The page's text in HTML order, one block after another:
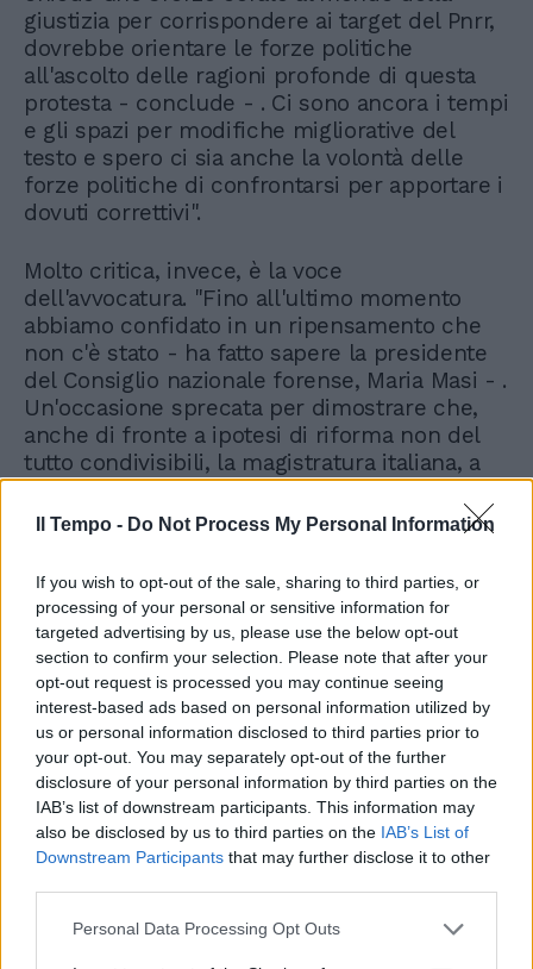
Il Tempo - Do Not Process My Personal Information
If you wish to opt-out of the sale, sharing to third parties, or
processing of your personal or sensitive information for
targeted advertising by us, please use the below opt-out
section to confirm your selection. Please note that after your
opt-out request is processed you may continue seeing
interest-based ads based on personal information utilized by
us or personal information disclosed to third parties prior to
your opt-out. You may separately opt-out of the further
disclosure of your personal information by third parties on the
IAB’s list of downstream participants. This information may
also be disclosed by us to third parties on the IAB’s List of
Downstream Participants that may further disclose it to other
Personal Data Processing Opt Outs
giustizia per corrispondere ai target del Pnrr,
dovrebbe orientare le forze politiche
all'ascolto delle ragioni profonde di questa
protesta - conclude - . Ci sono ancora i tempi
e gli spazi per modifiche migliorative del
testo e spero ci sia anche la volontà delle
forze politiche di confrontarsi per apportare i
dovuti correttivi".
Molto critica, invece, è la voce
dell'avvocatura. "Fino all'ultimo momento
abbiamo confidato in un ripensamento che
non c'è stato - ha fatto sapere la presidente
del Consiglio nazionale forense, Maria Masi - .
Un'occasione sprecata per dimostrare che,
anche di fronte a ipotesi di riforma non del
tutto condivisibili, la magistratura italiana, a
cui la Costituzione affida il potere e il dovere
di applicare la legge e alla quale i giudici
prevalere il senso di responsabilità nei
confronti dei cittadini e dell'ordinamento e il
rispetto nei confronti della sua stessa
essenziale funzione". Per la presidente del
Cnf "oggi è stato solo un giorno triste,
l'ennesimo per la giustizia".